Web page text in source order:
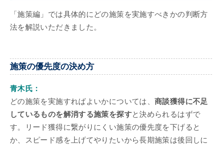
「施策編」では具体的にどの施策を実施すべきかの判断方
法を解説いただきました。
施策の優先度の決め方
青木氏：
どの施策を実施すればよいかについては、商談獲得に不足
しているものを解消する施策を探すと決められるはずで
す。リード獲得に繋がりにくい施策の優先度を下げると
か、スピード感を上げてやりたいから長期施策は後回しに